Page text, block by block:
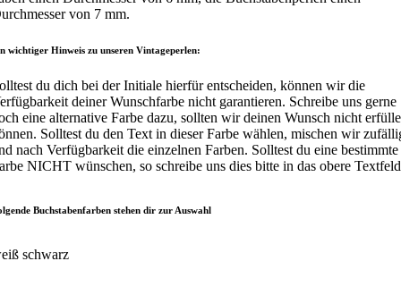
von 7 mm.
wichtiger Hinweis zu unseren Vintageperlen:
du dich bei der Initiale hierfür entscheiden, können wir die
deiner Wunschfarbe nicht garantieren. Schreibe uns gerne
eine alternative Farbe dazu, sollten wir deinen Wunsch nicht
Solltest du den Text in dieser Farbe wählen, mischen wir
nach Verfügbarkeit die einzelnen Farben. Solltest du eine bestimmte
NICHT wünschen, so schreibe uns dies bitte in das obere
Buchstabenfarben stehen dir zur Auswahl
schwarz